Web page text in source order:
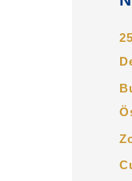
e
n
n
a
c